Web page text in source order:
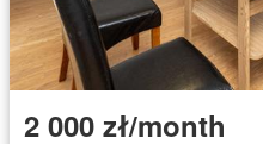
2 000 zł/month